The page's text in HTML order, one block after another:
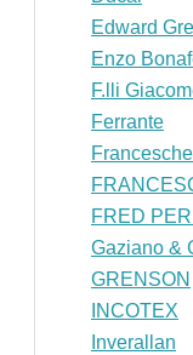
Edward
Enzo
F.lli
Ferrante
FRED
Gaziano &
GRENSON
INCOTEX
Inverallan